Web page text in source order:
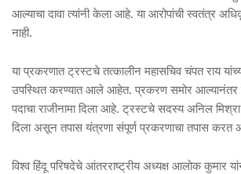
आल्याचा दावा त्यांनी केला आहे. या आरोपांची स्वतंत्र
नाही.
या प्रकरणात ट्रस्टचे तत्कालीन महासचिव चंपत राय
उपस्थित करण्यात आले आहेत. प्रकरण समोर आल्यानंतर
पदाचा राजीनामा दिला आहे. ट्रस्टचे सदस्य अनिल मिश्रा
दिला असून तपास यंत्रणा संपूर्ण प्रकरणाचा तपास करत
विश्व हिंदू परिषदेचे आंतरराष्ट्रीय अध्यक्ष आलोक कुमार